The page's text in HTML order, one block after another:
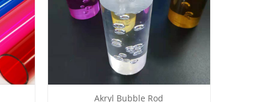
Akryl Bubble Rod